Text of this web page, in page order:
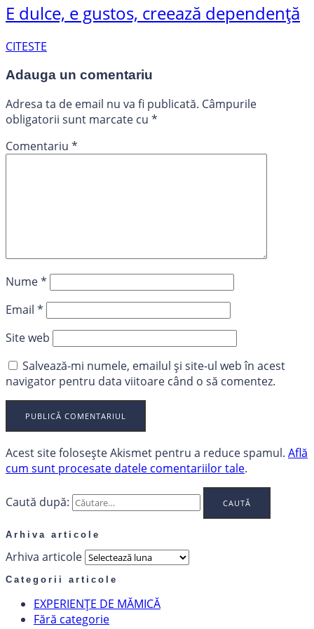
E dulce, e gustos, creează dependență
CITESTE
Adauga un comentariu
Adresa ta de email nu va fi publicată. Câmpurile
obligatorii sunt marcate cu *
Comentariu *
Nume*
Email *
Site web
Salvează-mi numele, emailul și site-ul web în acest
navigator pentru data viitoare când o să comentez.
Acest site folosește Akismet pentru a reduce spamul. Află
cum sunt procesate datele comentariilor tale.
Caută după:
Arhiva articole
Arhiva articole
Categorii articole
EXPERIENȚE DE MĂMICĂ
Fără categorie